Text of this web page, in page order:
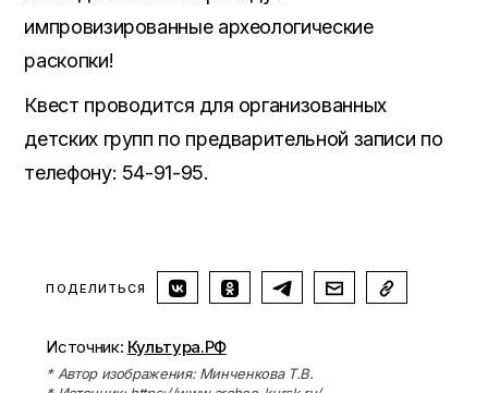
импровизированные археологические
раскопки!
Квест проводится для организованных
детских групп по предварительной записи по
телефону: 54-91-95.
ПОДЕЛИТЬСЯ
Источник: Культура.РФ
* Автор изображения: Минченкова Т.В.